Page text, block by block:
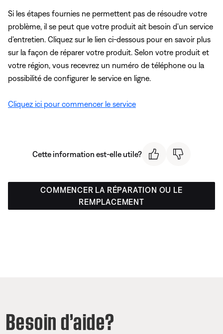
Si les étapes fournies ne permettent pas de résoudre votre
problème, il se peut que votre produit ait besoin d'un service
d'entretien. Cliquez sur le lien ci-dessous pour en savoir plus
sur la façon de réparer votre produit. Selon votre produit et
votre région, vous recevrez un numéro de téléphone ou la
possibilité de configurer le service en ligne.
Cliquez ici pour commencer le service
Cette information est-elle utile?
COMMENCER LA RÉPARATION OU LE
REMPLACEMENT
Besoin d’aide?